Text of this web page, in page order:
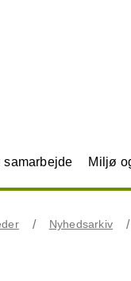
samarbejde Miljø
Nyhedsarkiv